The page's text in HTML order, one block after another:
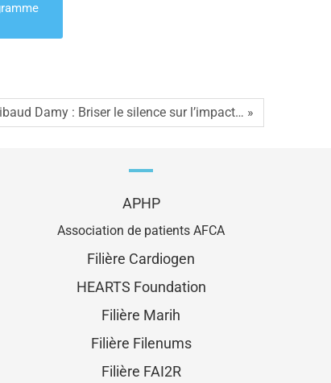
Damy : Briser le silence sur l’impact… »
APHP
Association de patients AFCA
Filière Cardiogen
HEARTS Foundation
Filière Marih
Filière Filenums
Filière FAI2R